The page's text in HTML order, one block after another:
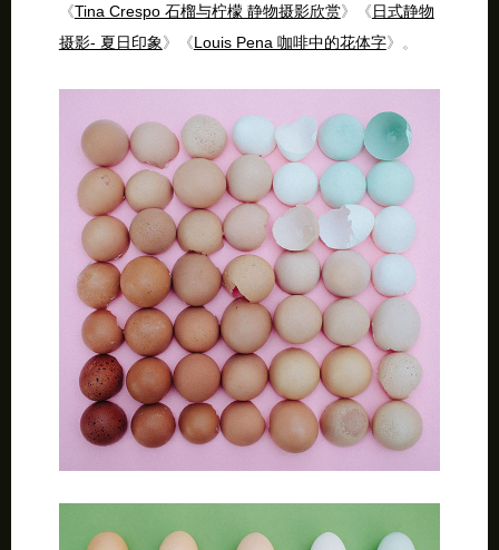
《Tina Crespo 石榴与柠檬 静物摄影欣赏》《日式静物
摄影- 夏日印象》《Louis Pena 咖啡中的花体字》。